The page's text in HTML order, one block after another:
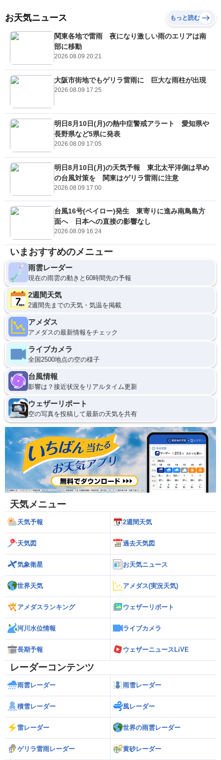
お天気ニュース もっと読む
関東各地で雷雨 夜になり激しい雨のエリアは南
部に移動
2026.08.09 20:21
大阪市街地でもゲリラ雷雨に 巨大な雨柱が出現
2026.08.09 17:25
明日8月10日(月)の熱中症警戒アラート 愛知県や
長野県など5県に発表
2026.08.09 17:05
明日8月10日(月)の天気予報 東北太平洋側は早め
の台風対策を 関東はゲリラ雷雨に注意
2026.08.09 17:00
台風16号(ペイロー)発生 東寄りに進み南鳥島方
面へ 日本への直接の影響なし
2026.08.09 16:24
いまおすすめのメニュー
雨雲レーダー
現在の雨雲の動きと60時間先の予報
2週間天気
2週間先までの天気・気温を掲載
アメダス
アメダスの最新情報をチェック
ライブカメラ
全国2500地点の空の様子
台風情報
影響は？接近状況をリアルタイム更新
ウェザーリポート
空の写真を投稿して最新の天気を共有
天気メニュー
天気予報 2週間天気
天気図 過去天気図
気象衛星 お天気ニュース
世界天気 アメダス(実況天気)
アメダスランキング ウェザーリポート
河川水位情報 ライブカメラ
長期予報 ウェザーニュースLiVE
レーダーコンテンツ
雨雲レーダー 雨雪レーダー
積雪レーダー 風レーダー
雷レーダー 世界の雨雲レーダー
ゲリラ雷雨レーダー 黄砂レーダー